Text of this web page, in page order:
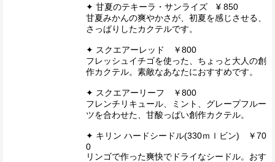
✦ 甘夏のテキーラ・サンライズ ¥ 850
甘夏みかんの爽やかさが、初夏を感じさせる、
さっぱりしたカクテルです。
✦ スクエアーレッド ￥800
フレッシュイチゴを使った、ちょっと大人の創
作カクテル。素敵なあなたにおすすめです。
✦ スクエアーリーフ ￥800
フレンチリキュール、ミント、グレープフルー
ツを合わせた、甘酸っぱい創作カクテル。
✦ キリン ハードシードル(330ｍｌビン) ￥70
0
リンゴで作った爽快でドライなシードル。おす